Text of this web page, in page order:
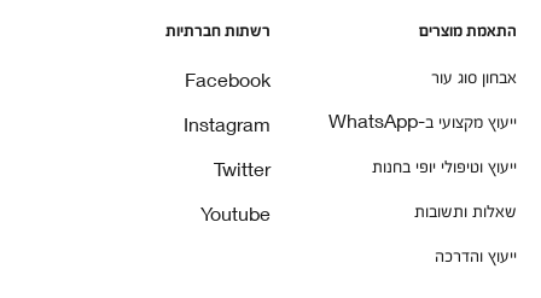
התאמת מוצרים
אבחון סוג עור
ייעוץ מקצועי ב-WhatsApp
ייעוץ וטיפולי יופי בחנות
שאלות ותשובות
ייעוץ והדרכה
רשתות חברתיות
Facebook
Instagram
Twitter
Youtube